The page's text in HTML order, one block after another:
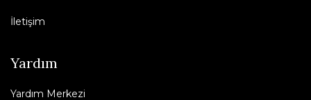
İletişim
Yardım
Yardım Merkezi